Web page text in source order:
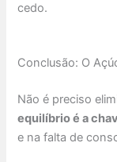
cedo.
Conclusão: O
Não é preciso
equilíbrio é a
e na falta de